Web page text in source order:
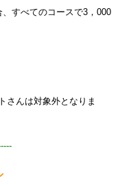
すべてのコースで3，000
さんは対象外となりま